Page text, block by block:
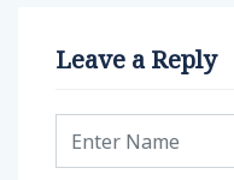
Leave a Reply